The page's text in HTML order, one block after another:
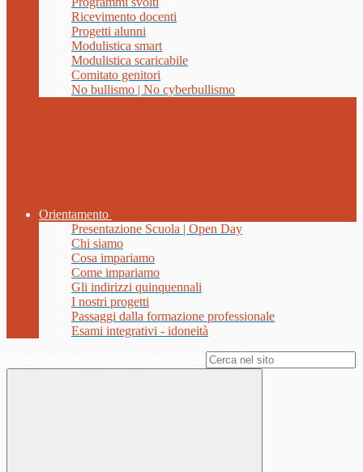
Ricevimento docenti
Progetti alunni
Modulistica smart
Modulistica scaricabile
Comitato genitori
No bullismo | No cyberbullismo
Orientamento
Presentazione Scuola | Open Day
Chi siamo
Cosa impariamo
Come impariamo
Gli indirizzi quinquennali
I nostri progetti
Passaggi dalla formazione professionale
Esami integrativi - idoneità